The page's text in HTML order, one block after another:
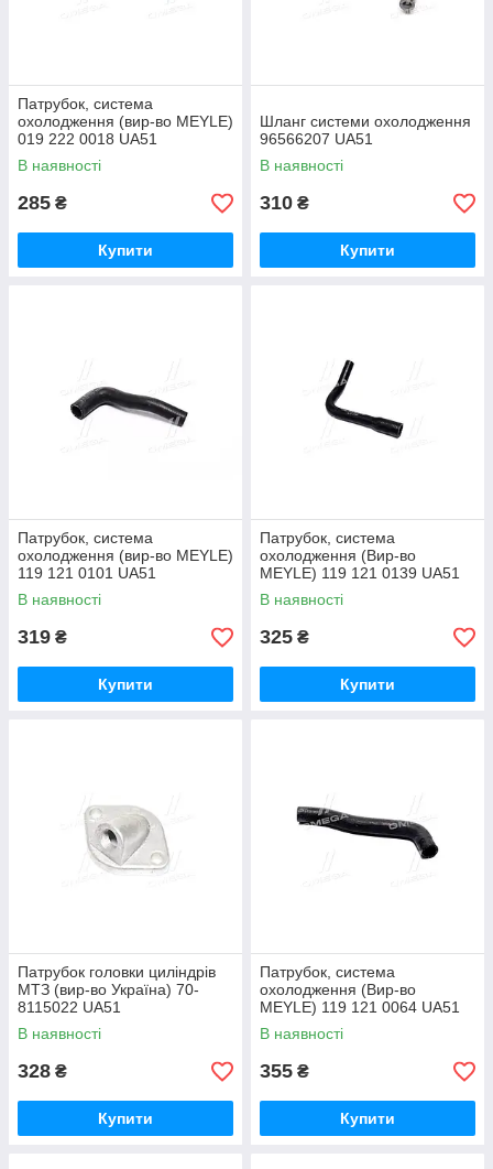
Патрубок, система
охолодження (вир-во MEYLE)
019 222 0018 UA51
В наявності
285 ₴
Купити
Шланг системи охолодження
96566207 UA51
В наявності
310 ₴
Купити
Патрубок, система
охолодження (вир-во MEYLE)
119 121 0101 UA51
В наявності
319 ₴
Купити
Патрубок, система
охолодження (Вир-во
MEYLE) 119 121 0139 UA51
В наявності
325 ₴
Купити
Патрубок головки циліндрів
МТЗ (вир-во Україна) 70-
8115022 UA51
В наявності
328 ₴
Купити
Патрубок, система
охолодження (Вир-во
MEYLE) 119 121 0064 UA51
В наявності
355 ₴
Купити